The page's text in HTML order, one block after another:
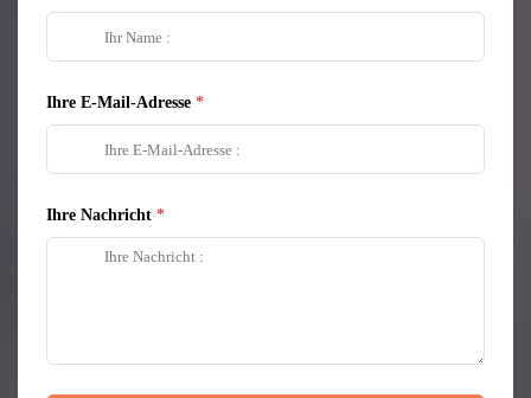
Ihre E-Mail-Adresse
Ihre Nachricht